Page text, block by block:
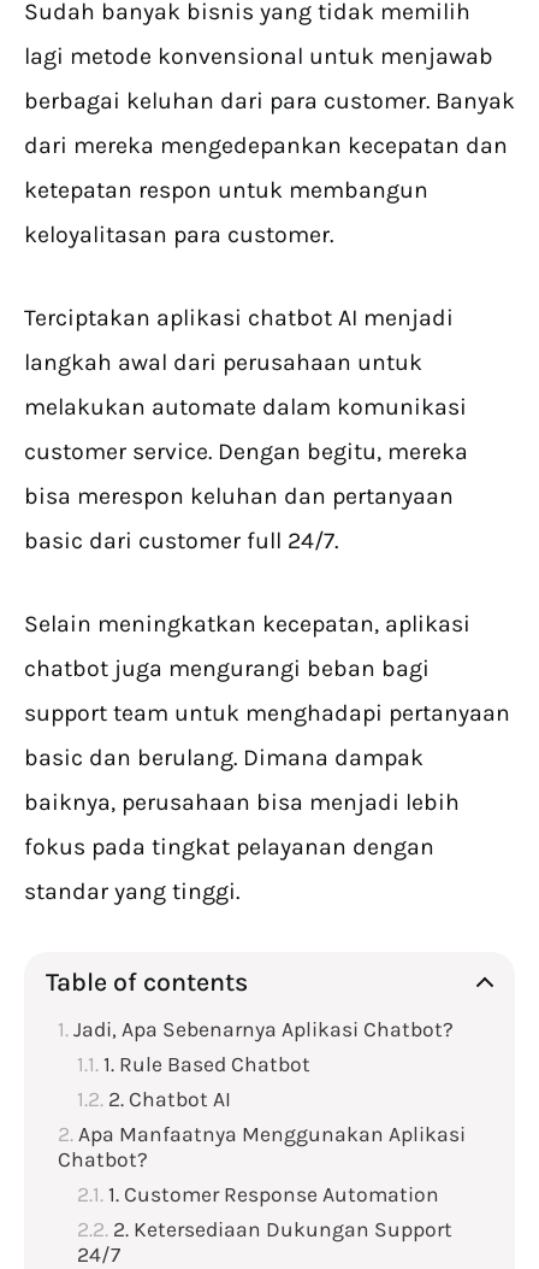
Sudah banyak bisnis yang tidak memilih
lagi metode konvensional untuk menjawab
berbagai keluhan dari para customer. Banyak
dari mereka mengedepankan kecepatan dan
ketepatan respon untuk membangun
keloyalitasan para customer.
Terciptakan aplikasi chatbot AI menjadi
langkah awal dari perusahaan untuk
melakukan automate dalam komunikasi
customer service. Dengan begitu, mereka
bisa merespon keluhan dan pertanyaan
basic dari customer full 24/7.
Selain meningkatkan kecepatan, aplikasi
chatbot juga mengurangi beban bagi
support team untuk menghadapi pertanyaan
basic dan berulang. Dimana dampak
baiknya, perusahaan bisa menjadi lebih
fokus pada tingkat pelayanan dengan
standar yang tinggi.
Table of contents
Jadi, Apa Sebenarnya Aplikasi Chatbot?
1. Rule Based Chatbot
2. Chatbot AI
Apa Manfaatnya Menggunakan Aplikasi
Chatbot?
1. Customer Response Automation
2. Ketersediaan Dukungan Support
24/7